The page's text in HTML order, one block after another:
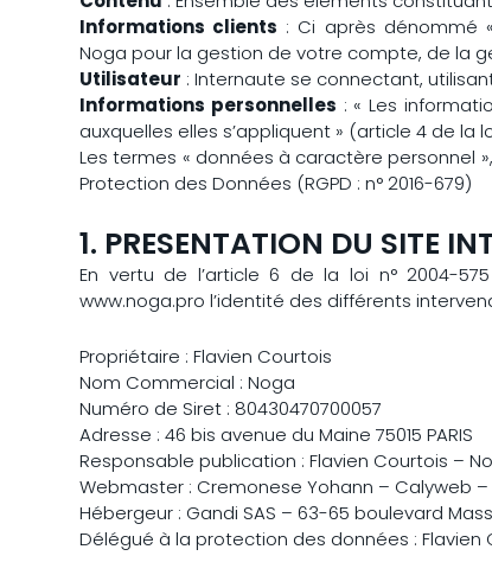
Informations clients : Ci après dénommé
Noga pour la gestion de votre compte, de la
Utilisateur : Internaute se connectant,
Informations personnelles : « Les
auxquelles elles s’appliquent » (article 4 de la
Les termes « données à caractère personnel
Protection des Données (RGPD : n° 2016-679)
1. PRESENTATION DU SITE
En vertu de l’article 6 de la loi n° 2004-
www.noga.pro l’identité des différents
Propriétaire : Flavien Courtois
Nom Commercial : Noga
Numéro de Siret : 80430470700057
Adresse : 46 bis avenue du Maine 75015 PARIS
Responsable publication : Flavien Courtois –
Webmaster : Cremonese Yohann – Calyweb –
Hébergeur : Gandi SAS – 63-65 boulevard
Délégué à la protection des données : Flavien